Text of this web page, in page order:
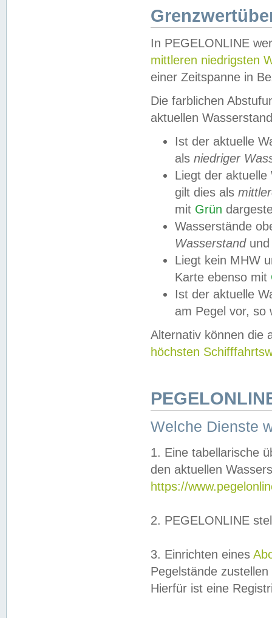
In PEGELONLINE
mittleren niedrigsten
einer Zeitspanne in
Die farblichen
aktuellen
Ist der aktuelle
als niedriger
Liegt der
gilt dies als
mit Grün
Wasserstände
Wasserstandund
Liegt kein MHW
Karte ebenso mit
Ist der aktuelle
am Pegel vor,
Alternativ können die
höchsten
Welche Dienste
1. Eine tabellarische
den aktuellen
https://
2. PEGELONLINE
3. Einrichten eines
Pegelstände
Hierfür ist eine